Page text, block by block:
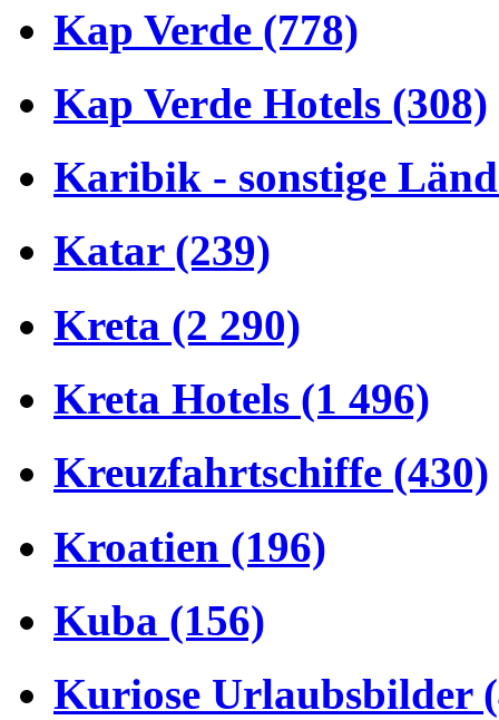
Kap Verde (778)
Kap Verde Hotels (308)
Karibik - sonstige
Katar (239)
Kreta (2 290)
Kreta Hotels (1 496)
Kreuzfahrtschiffe (430)
Kroatien (196)
Kuba (156)
Kuriose Urlaubsbilder